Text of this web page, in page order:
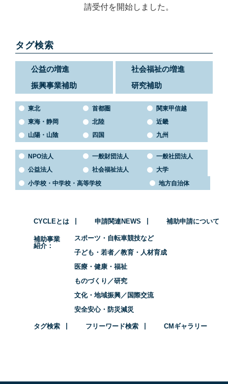
請受付を開始しました。
タグ検索
公益の増進
社会福祉の増進
振興事業補助
研究補助
東北 首都圏
関東甲信越
東海・静岡
北陸
近畿
山陽・山陰
四国 九州
NPO法人 一般財団法人
一般社団法人
公益法人
社会福祉法人
大学
小学校・中学校・高等学校
地方自治体
CYCLEとは 申請関連NEWS 補助申請について
補助事業
紹介
スポーツ・自転車競技など
子ども・若者／教育・人材育成
医療・健康・福祉
ものづくり／研究
文化・地域振興／国際交流
安全安心・防災減災
タグ検索 フリーワード検索 CMギャラリー